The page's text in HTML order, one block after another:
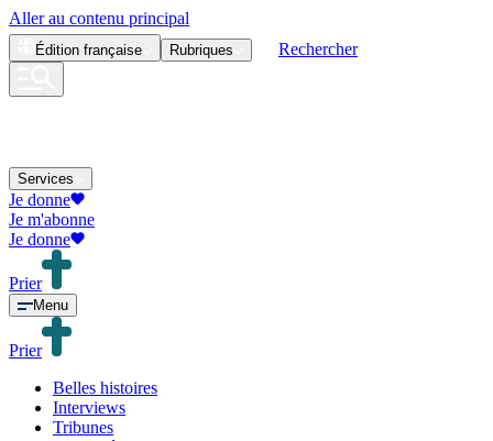
Aller au contenu principal
Édition française Rubriques Rechercher
Services
Je donne
Je m'abonne
Je donne
Prier
Menu
Prier
Belles histoires
Interviews
Tribunes